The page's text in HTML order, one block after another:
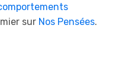
sur Nos Pensées.